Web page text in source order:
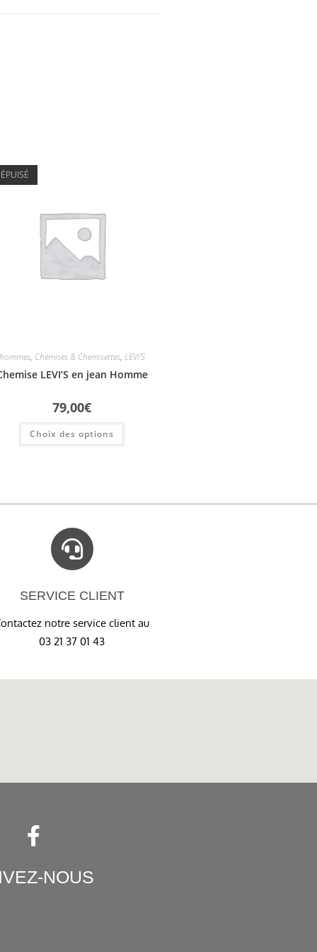
ÉPUISÉ
, Chemises & Chemisettes, LEVI'S
LEVI’S en jean Homme
79,00€
Choix des options
SERVICE CLIENT
notre service client au
03 21 37 01 43
NOUS